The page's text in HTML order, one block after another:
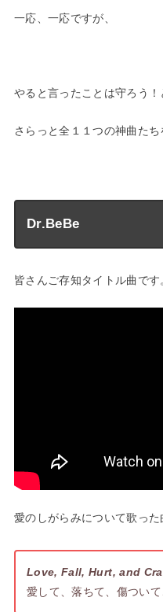
一応、一応ですが、
やると言ったことは守ろう
さらっと全１１つの神曲た
Dr.BeBe
皆さんご存知タイトル曲です
愛のしがらみについて歌った
Love, Fall, Hurt, and
愛して、落ちて、傷ついて